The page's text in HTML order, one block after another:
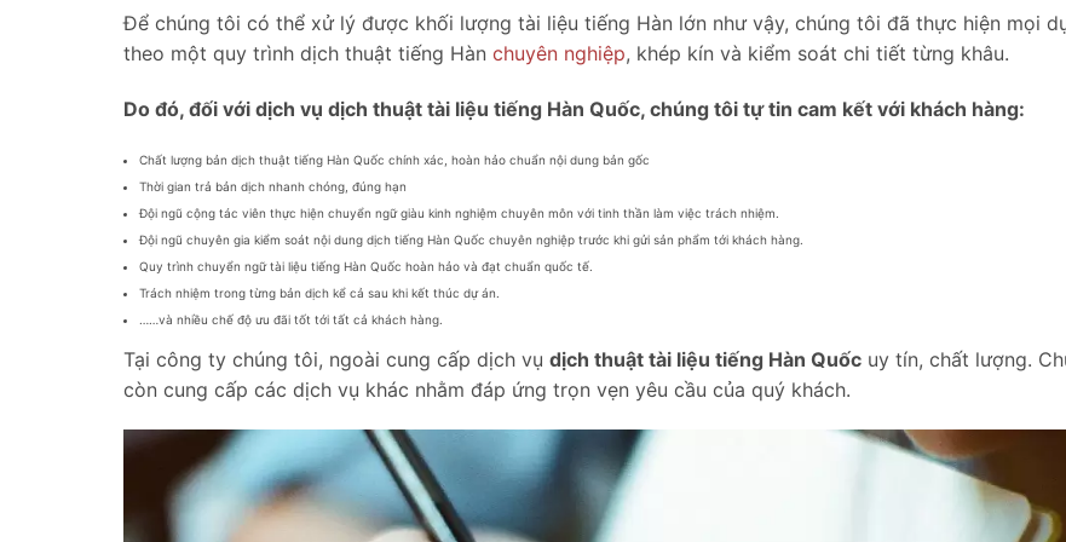
Để chúng tôi có thể xử lý được khối lượng tài liệu tiếng Hàn lớn như vậy, chúng tôi đã thực hiện mọi
theo một quy trình dịch thuật tiếng Hàn chuyên nghiệp, khép kín và kiểm soát chi tiết từng khâu.
Do đó, đối với dịch vụ dịch thuật tài liệu tiếng Hàn Quốc, chúng tôi tự tin cam kết với khách hàng:
Chất lượng bản dịch thuật tiếng Hàn Quốc chính xác, hoàn hảo chuẩn nội dung bản gốc
Thời gian trả bản dịch nhanh chóng, đúng hạn
Đội ngũ cộng tác viên thực hiện chuyển ngữ giàu kinh nghiệm chuyên môn với tinh thần làm việc trách nhiệm.
Đội ngũ chuyên gia kiểm soát nội dung dịch tiếng Hàn Quốc chuyên nghiệp trước khi gửi sản phẩm tới khách hàng.
Quy trình chuyển ngữ tài liệu tiếng Hàn Quốc hoàn hảo và đạt chuẩn quốc tế.
Trách nhiệm trong từng bản dịch kể cả sau khi kết thúc dự án.
……và nhiều chế độ ưu đãi tốt tới tất cả khách hàng.
Tại công ty chúng tôi, ngoài cung cấp dịch vụ dịch thuật tài liệu tiếng Hàn Quốc uy tín, chất lượng.
còn cung cấp các dịch vụ khác nhằm đáp ứng trọn vẹn yêu cầu của quý khách.